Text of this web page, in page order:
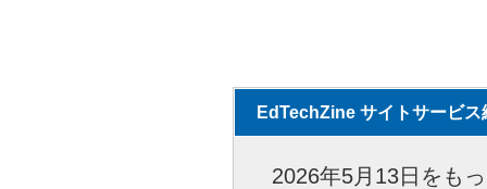
EdTechZine サイトサービス
2026年5月13日をも